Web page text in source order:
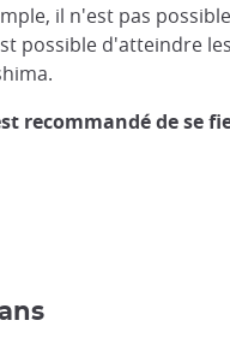
il n'est pas
possible d'atteindre
recommandé de se